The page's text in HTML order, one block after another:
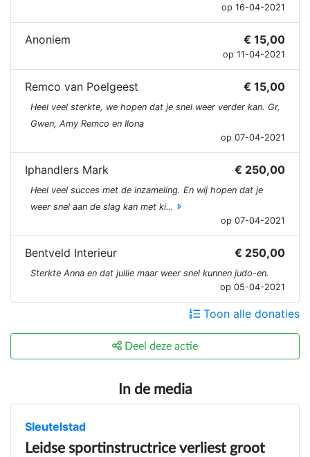
op 16-04-2021
Anoniem € 15,00
op 11-04-2021
Remco van Poelgeest € 15,00
Heel veel sterkte, we hopen dat je snel weer verder kan. Gr,
Gwen, Amy Remco en Ilona
op 07-04-2021
Iphandlers Mark € 250,00
Heel veel succes met de inzameling. En wij hopen dat je
weer snel aan de slag kan met ki…
op 07-04-2021
Bentveld Interieur € 250,00
Sterkte Anna en dat jullie maar weer snel kunnen judo-en.
op 05-04-2021
Toon alle donaties
Deel deze actie
In de media
Sleutelstad
Leidse sportinstructrice verliest groot